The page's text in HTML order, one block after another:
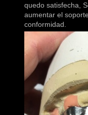
quedo satisfecha,
aumentar el
conformidad.